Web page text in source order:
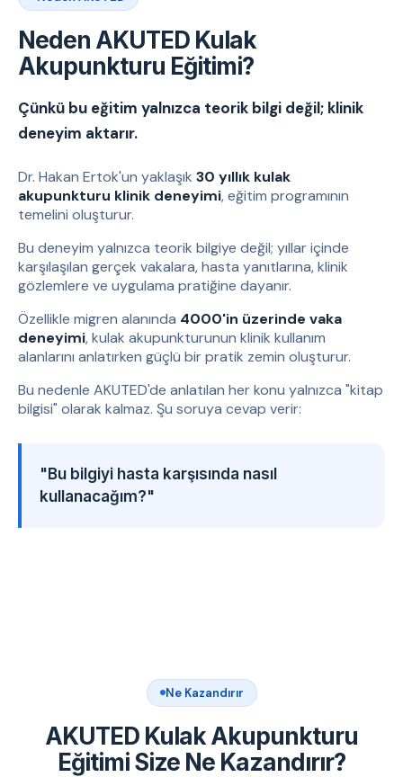
Neden AKUTED Kulak
Akupunkturu Eğitimi?
Çünkü bu eğitim yalnızca teorik bilgi değil; klinik
deneyim aktarır.
Dr. Hakan Ertok'un yaklaşık 30 yıllık kulak
akupunkturu klinik deneyimi, eğitim programının
temelini oluşturur.
Bu deneyim yalnızca teorik bilgiye değil; yıllar içinde
karşılaşılan gerçek vakalara, hasta yanıtlarına, klinik
gözlemlere ve uygulama pratiğine dayanır.
Özellikle migren alanında 4000'in üzerinde vaka
deneyimi, kulak akupunkturunun klinik kullanım
alanlarını anlatırken güçlü bir pratik zemin oluşturur.
Bu nedenle AKUTED'de anlatılan her konu yalnızca "kitap
bilgisi" olarak kalmaz. Şu soruya cevap verir:
"Bu bilgiyi hasta karşısında nasıl
kullanacağım?"
Ne Kazandırır
AKUTED Kulak Akupunkturu
Eğitimi Size Ne Kazandırır?